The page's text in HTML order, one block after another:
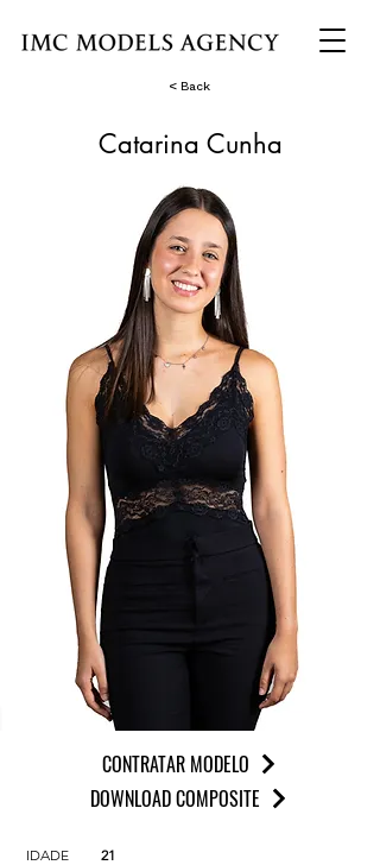
< Back
Catarina Cunha
CONTRATAR MODELO
DOWNLOAD COMPOSITE
IDADE
21